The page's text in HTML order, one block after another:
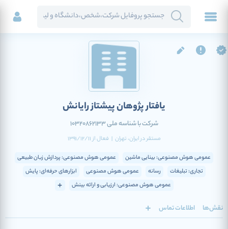
یافتار پژوهان پیشتاز رایانش
شرکت با شناسه ملی 10320862133
مستقر درایران، تهران | فعالاز1391/12/11
عمومی هوش مصنوعی: بینایی ماشین
عمومی هوش مصنوعی: پردازش زبان طبیعی
تجاری: تبلیغات
رسانه عمومی هوش مصنوعی
ابزارهای حرفه‌ای: پایش
عمومی هوش مصنوعی: ارزیابی و ارائه بینش
نقش‌ها اطلاعات تماس